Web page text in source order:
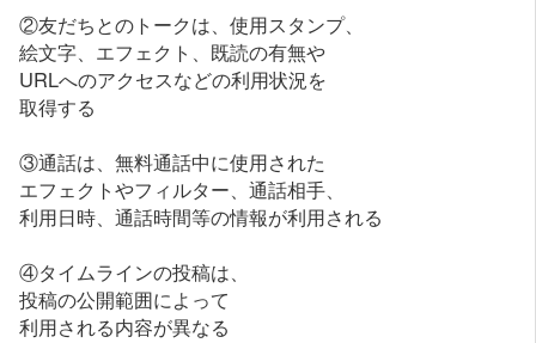
②友だちとのトークは、使用スタンプ、
絵文字、エフェクト、既読の有無や
URLへのアクセスなどの利用状況を
取得する
③通話は、無料通話中に使用された
エフェクトやフィルター、通話相手、
利用日時、通話時間等の情報が利用される
④タイムラインの投稿は、
投稿の公開範囲によって
利用される内容が異なる